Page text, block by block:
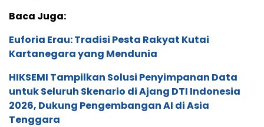
Baca Juga:
Euforia Erau: Tradisi Pesta Rakyat Kutai
Kartanegara yang Mendunia
HIKSEMI Tampilkan Solusi Penyimpanan Data
untuk Seluruh Skenario di Ajang DTI Indonesia
2026, Dukung Pengembangan AI di Asia
Tenggara